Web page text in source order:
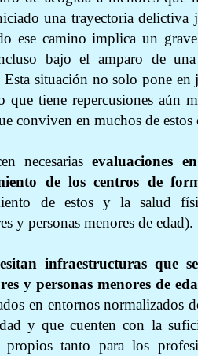
una trayectoria
ese camino implica un
bajo el amparo de una
Esta situación no solo pone
que tiene repercusiones aún
conviven en muchos de estos
necesariasevaluaciones
de los centros de
de estos y la salud
y personas menores de edad).
infraestructuras que
y personas menores de
en entornos normalizados
y que cuenten con la
propios tanto para los